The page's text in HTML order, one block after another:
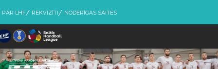
PAR LHF REKVIZĪTI NODERĪGAS SAITES